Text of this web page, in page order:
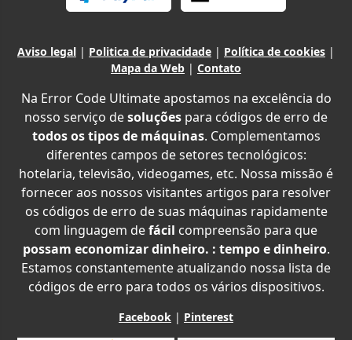
Aviso legal | Politica de privacidade | Política de cookies |
Mapa da Web | Contato
Na Error Code Ultimate apostamos na excelência do
nosso serviço desoluções para códigos de erro de
todos os tipos de máquinas. Complementamos
diferentes campos de setores tecnológicos:
hotelaria, televisão, videogames, etc. Nossa missão é
fornecer aos nossos visitantes artigos para resolver
os códigos de erro de suas máquinas rapidamente
com linguagem defácil compreensão para que
possam economizar dinheiro. : tempo e dinheiro.
Estamos constantemente atualizando nossa lista de
códigos de erro para todos os vários dispositivos.
Facebook | Pinterest